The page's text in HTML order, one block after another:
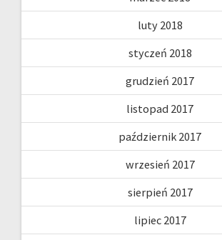
luty 2018
styczeń 2018
grudzień 2017
listopad 2017
październik 2017
wrzesień 2017
sierpień 2017
lipiec 2017